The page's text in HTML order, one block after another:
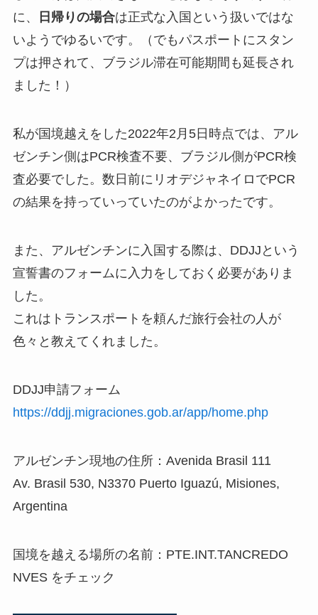
に、
日帰りの場合は正式な入国という扱いではな
いようでゆるいです。（でもパスポートにスタン
プは押されて、ブラジル滞在可能期間も延長され
ました！）
私が国境越えをした2022年2月5日時点では、アル
ゼンチン側はPCR検査不要、ブラジル側がPCR検
査必要でした。数日前にリオデジャネイロでPCR
の結果を持っていっていたのがよかったです。
また、アルゼンチンに入国する際は、DDJJという
宣誓書のフォームに入力をしておく必要がありま
した。
これはトランスポートを頼んだ旅行会社の人が
色々と教えてくれました。
DDJJ申請フォーム
https://ddjj.migraciones.gob.ar/app/home.php
アルゼンチン現地の住所：Avenida Brasil 111
Av. Brasil 530, N3370 Puerto Iguazú, Misiones,
Argentina
国境を越える場所の名前：PTE.INT.TANCREDO
NVES をチェック